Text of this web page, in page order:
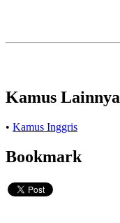
Kamus Lainnya
• Kamus Inggris
Bookmark